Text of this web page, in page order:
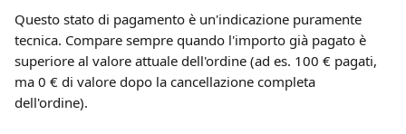
Questo stato di pagamento è un'indicazione puramente
tecnica. Compare sempre quando l'importo già pagato è
superiore al valore attuale dell'ordine (ad es. 100 € pagati,
ma 0 € di valore dopo la cancellazione completa
dell'ordine).